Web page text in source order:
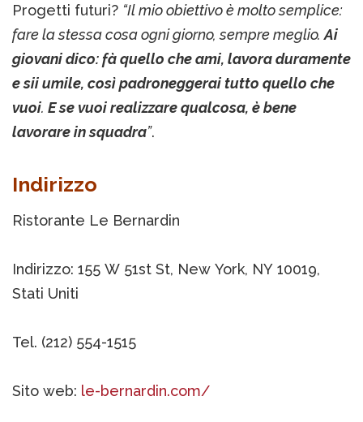
Progetti futuri? “Il mio obiettivo è molto semplice:
fare la stessa cosa ogni giorno, sempre meglio.Ai
giovani dico: fà quello che ami, lavora duramente
e sii umile, così padroneggerai tutto quello che
vuoi. E se vuoi realizzare qualcosa, è bene
lavorare in squadra”.
Indirizzo
Ristorante Le Bernardin
Indirizzo: 155 W 51st St, New York, NY 10019,
Stati Uniti
Tel. (212) 554-1515
Sito web: le-bernardin.com/